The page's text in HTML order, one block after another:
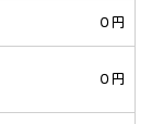
０円
０円